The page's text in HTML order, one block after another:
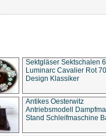
Sektgläser Sektschalen
Luminarc Cavalier Rot
Design Klassiker
Antikes Oesterwitz
Antriebsmodell
Stand Schleifmaschine